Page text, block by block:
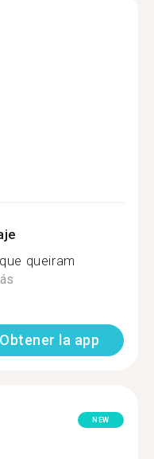
queiram
Obtener la app
NEW